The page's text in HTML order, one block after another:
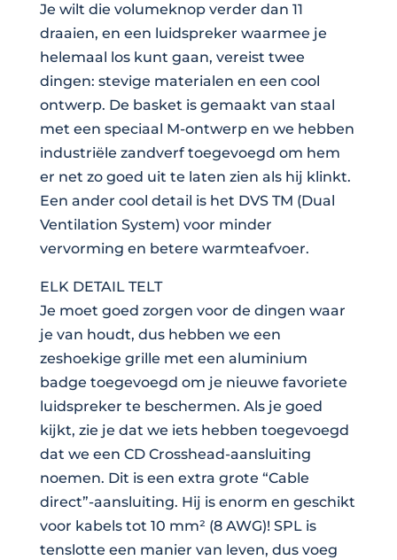
Je wilt die volumeknop verder dan 11
draaien, en een luidspreker waarmee je
helemaal los kunt gaan, vereist twee
dingen: stevige materialen en een cool
ontwerp. De basket is gemaakt van staal
met een speciaal M-ontwerp en we hebben
industriële zandverf toegevoegd om hem
er net zo goed uit te laten zien als hij klinkt.
Een ander cool detail is het DVS TM (Dual
Ventilation System) voor minder
vervorming en betere warmteafvoer.
ELK DETAIL TELT
Je moet goed zorgen voor de dingen waar
je van houdt, dus hebben we een
zeshoekige grille met een aluminium
badge toegevoegd om je nieuwe favoriete
luidspreker te beschermen. Als je goed
kijkt, zie je dat we iets hebben toegevoegd
dat we een CD Crosshead-aansluiting
noemen. Dit is een extra grote “Cable
direct”-aansluiting. Hij is enorm en geschikt
voor kabels tot 10 mm² (8 AWG)! SPL is
tenslotte een manier van leven, dus voeg